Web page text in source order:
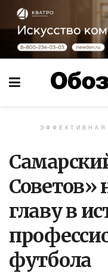
ЭФФЕКТИВНАЯ
Советов»
главу в
футбола